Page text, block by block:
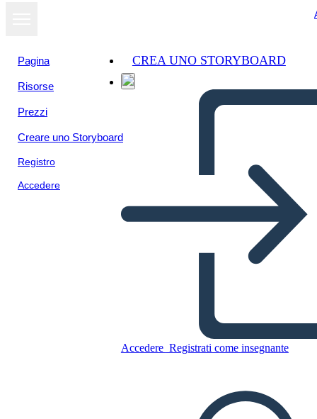
Pagina
Risorse
Prezzi
Creare uno Storyboard
Registro
Accedere
CREA UNO STORYBOARD
Accedere Registrati come insegnante